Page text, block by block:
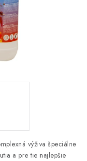
výživa špeciálne
a pre tie najlepšie